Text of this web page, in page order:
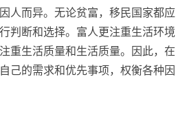
人而异。无论贫富，移民国家都应
判断和选择。富人更注重生活环境
重生活质量和生活质量。因此，在
己的需求和优先事项，权衡各种因